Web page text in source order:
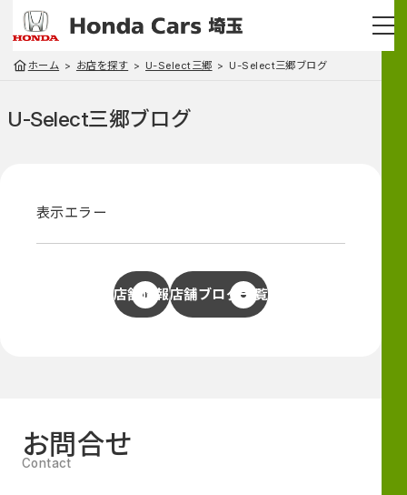
ホーム お店を探す U-Select三郷 U-Select三郷ブログ
U-Select三郷ブログ
表示エラー
店舗情報店舗ブログ一覧
お問合せ